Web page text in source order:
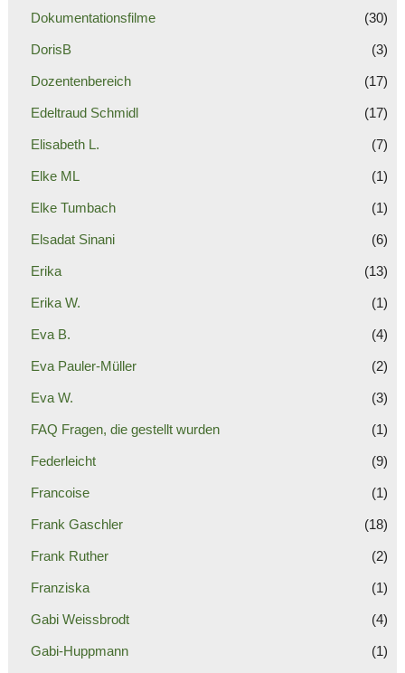
Dokumentationsfilme (30)
DorisB (3)
Dozentenbereich (17)
Edeltraud Schmidl (17)
Elisabeth L. (7)
Elke ML (1)
Elke Tumbach (1)
Elsadat Sinani (6)
Erika (13)
Erika W. (1)
Eva B. (4)
Eva Pauler-Müller (2)
Eva W. (3)
FAQ Fragen, die gestellt wurden (1)
Federleicht (9)
Francoise (1)
Frank Gaschler (18)
Frank Ruther (2)
Franziska (1)
Gabi Weissbrodt (4)
Gabi-Huppmann (1)